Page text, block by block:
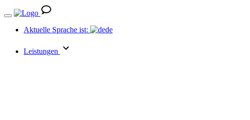
Aktuelle Sprache ist: de
Leistungen